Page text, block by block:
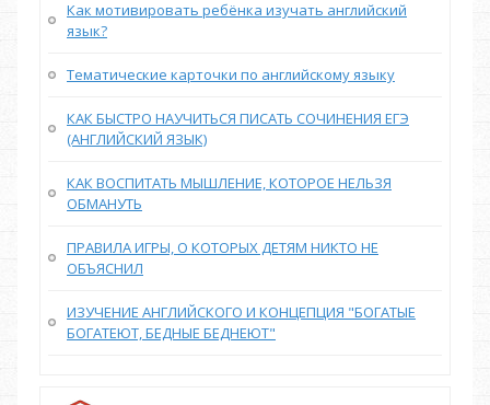
Как мотивировать ребёнка изучать английский
язык?
Тематические карточки по английскому языку
КАК БЫСТРО НАУЧИТЬСЯ ПИСАТЬ СОЧИНЕНИЯ ЕГЭ
(АНГЛИЙСКИЙ ЯЗЫК)
КАК ВОСПИТАТЬ МЫШЛЕНИЕ, КОТОРОЕ НЕЛЬЗЯ
ОБМАНУТЬ
ПРАВИЛА ИГРЫ, О КОТОРЫХ ДЕТЯМ НИКТО НЕ
ОБЪЯСНИЛ
ИЗУЧЕНИЕ АНГЛИЙСКОГО И КОНЦЕПЦИЯ "БОГАТЫЕ
БОГАТЕЮТ, БЕДНЫЕ БЕДНЕЮТ"